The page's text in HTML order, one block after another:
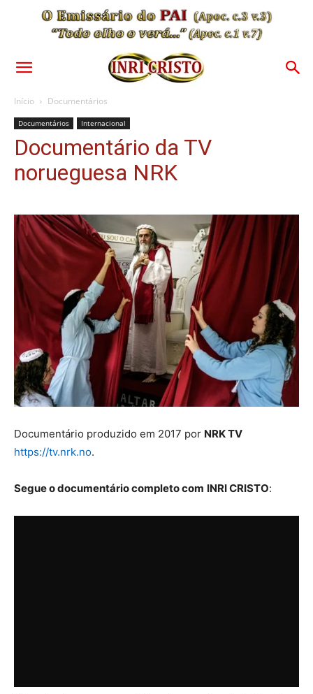
Início Documentários
Documentários Internacional
Documentário da TV
norueguesa NRK
Documentário produzido em 2017 por NRK TV
https://tv.nrk.no.
Segue o documentário completo com INRI CRISTO: